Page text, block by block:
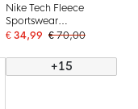
Nike Tech Fleece
Sportswear
Joggingbroek Kids
€ 34,99 € 70,00
+15